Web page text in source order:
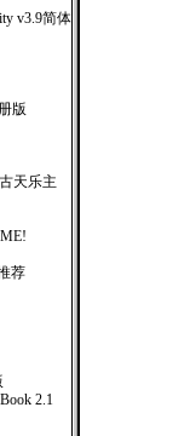
v3.9简体
版
天乐主
荐
2.1